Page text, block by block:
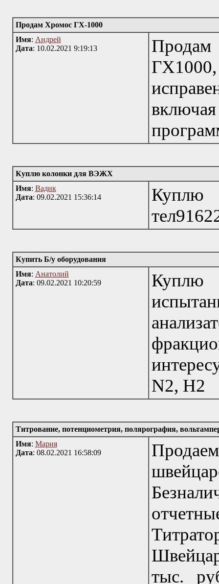
Продам Хромос ГХ-1000
Имя: Андрей
Дата: 10.02.2021 9:19:13
Продам
Куплю колонки для ВЭЖХ
Имя: Вадик
Дата: 09.02.2021 15:36:14
Купить Б/у оборудования
Имя: Анатолий
Дата: 09.02.2021 10:20:59
N2, H2
Титрование, потенциометрия, полярография,
Имя: Мария
Дата: 08.02.2021 16:58:09
тыс.